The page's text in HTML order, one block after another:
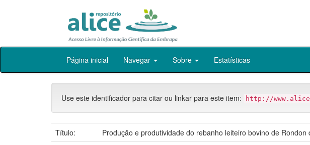
Skip
Página inicial Navegar Sobre Estatísticas
Use este identificador para citar ou linkar para este item: http://
Título:
Produção e produtividade do rebanho leiteiro bovino de Rondon